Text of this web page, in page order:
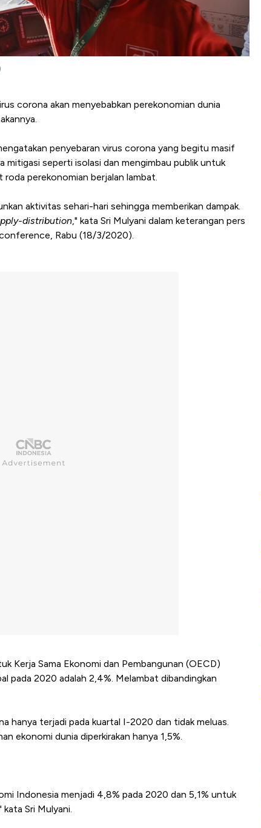
corona akan menyebabkan perekonomian dunia
penyebaran virus corona yang begitu masif
mitigasi seperti isolasi dan mengimbau publik untuk
perekonomian berjalan lambat.
aktivitas sehari-hari sehingga memberikan dampak.
distribution," kata Sri Mulyani dalam keterangan pers
Rabu (18/3/2020).
Kerja Sama Ekonomi dan Pembangunan (OECD)
pada 2020 adalah 2,4%. Melambat dibandingkan
hanya terjadi pada kuartal I-2020 dan tidak meluas.
ekonomi dunia diperkirakan hanya 1,5%.
Indonesia menjadi 4,8% pada 2020 dan 5,1% untuk
Sri Mulyani.